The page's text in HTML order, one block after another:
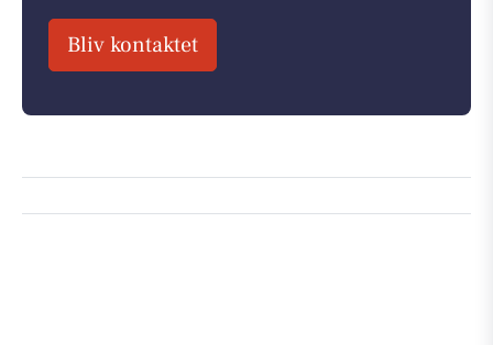
Bliv kontaktet